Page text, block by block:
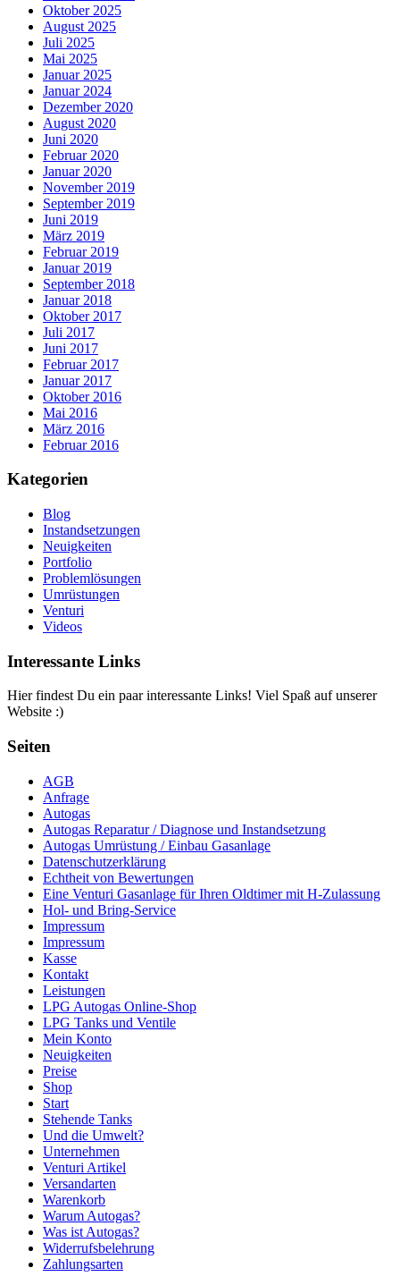
Oktober 2025
August 2025
Juli 2025
Mai 2025
Januar 2025
Januar 2024
Dezember 2020
August 2020
Juni 2020
Februar 2020
Januar 2020
November 2019
September 2019
Juni 2019
März 2019
Februar 2019
Januar 2019
September 2018
Januar 2018
Oktober 2017
Juli 2017
Juni 2017
Februar 2017
Januar 2017
Oktober 2016
Mai 2016
März 2016
Februar 2016
Kategorien
Blog
Instandsetzungen
Neuigkeiten
Portfolio
Problemlösungen
Umrüstungen
Venturi
Videos
Interessante Links
Hier findest Du ein paar interessante Links! Viel Spaß auf unserer
Website :)
Seiten
AGB
Anfrage
Autogas
Autogas Reparatur / Diagnose und Instandsetzung
Autogas Umrüstung / Einbau Gasanlage
Datenschutzerklärung
Echtheit von Bewertungen
Eine Venturi Gasanlage für Ihren Oldtimer mit H-Zulassung
Hol- und Bring-Service
Impressum
Impressum
Kasse
Kontakt
Leistungen
LPG Autogas Online-Shop
LPG Tanks und Ventile
Mein Konto
Neuigkeiten
Preise
Shop
Start
Stehende Tanks
Und die Umwelt?
Unternehmen
Venturi Artikel
Versandarten
Warenkorb
Warum Autogas?
Was ist Autogas?
Widerrufsbelehrung
Zahlungsarten